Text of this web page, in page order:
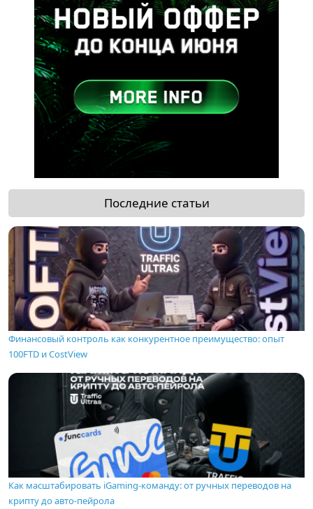
Последние статьи
Финансовый контроль как конкурентное преимущество: опыт
100FTD и CostView
Как масштабировать iGaming-команду: от ручных переводов на
крипту до авто-пейрола